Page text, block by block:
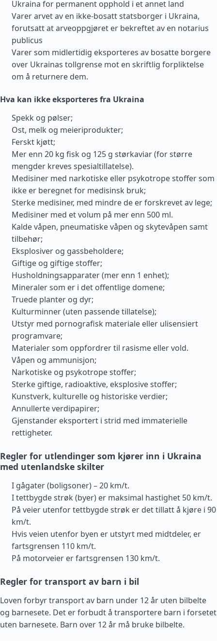
Ukraina for permanent opphold i et annet land
Varer arvet av en ikke-bosatt statsborger i Ukraina,
forutsatt at arveoppgjøret er bekreftet av en notarius
publicus
Varer som midlertidig eksporteres av bosatte borgere
over Ukrainas tollgrense mot en skriftlig forpliktelse
om å returnere dem.
Hva kan ikke eksporteres fra Ukraina
Spekk og pølser;
Ost, melk og meieriprodukter;
Ferskt kjøtt;
Mer enn 20 kg fisk og 125 g størkaviar (for større
mengder kreves spesialtillatelse).
Medisiner med narkotiske eller psykotrope stoffer som
ikke er beregnet for medisinsk bruk;
Sterke medisiner, med mindre de er forskrevet av lege;
Medisiner med et volum på mer enn 500 ml.
Kalde våpen, pneumatiske våpen og skytevåpen samt
tilbehør;
Eksplosiver og gassbeholdere;
Giftige og giftige stoffer;
Husholdningsapparater (mer enn 1 enhet);
Mineraler som er i det offentlige domene;
Truede planter og dyr;
Kulturminner (uten passende tillatelse);
Utstyr med pornografisk materiale eller ulisensiert
programvare;
Materialer som oppfordrer til rasisme eller vold.
Våpen og ammunisjon;
Narkotiske og psykotrope stoffer;
Sterke giftige, radioaktive, eksplosive stoffer;
Kunstverk, kulturelle og historiske verdier;
Annullerte verdipapirer;
Gjenstander eksportert i strid med immaterielle
rettigheter.
Regler for utlendinger som kjører inn i Ukraina
med utenlandske skilter
I gågater (boligsoner) – 20 km/t.
I tettbygde strøk (byer) er maksimal hastighet 50 km/t.
På veier utenfor tettbygde strøk er det tillatt å kjøre i 90
km/t.
Hvis veien utenfor byen er utstyrt med midtdeler, er
fartsgrensen 110 km/t.
På motorveier er fartsgrensen 130 km/t.
Regler for transport av barn i bil
Loven forbyr transport av barn under 12 år uten bilbelte
og barnesete. Det er forbudt å transportere barn i forsetet
uten barnesete. Barn over 12 år må bruke bilbelte.